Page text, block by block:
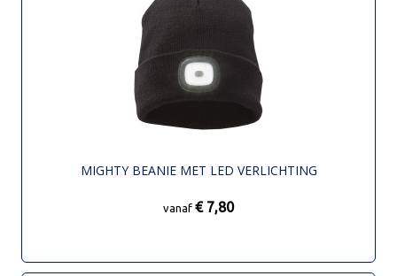
MIGHTY BEANIE MET LED VERLICHTING
vanaf € 7,80